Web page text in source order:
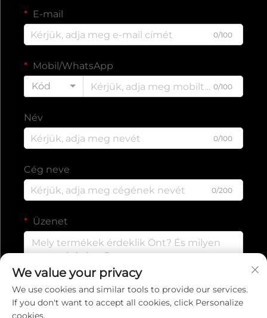
E-mail
0/100
Mobil/WhatsApp
Kód
0/100
Név
0/100
Cég neve
0/200
Üzenet
We value your privacy
We use cookies and similar tools to provide our services.
If you don't want to accept all cookies, click Personalize
cookies.